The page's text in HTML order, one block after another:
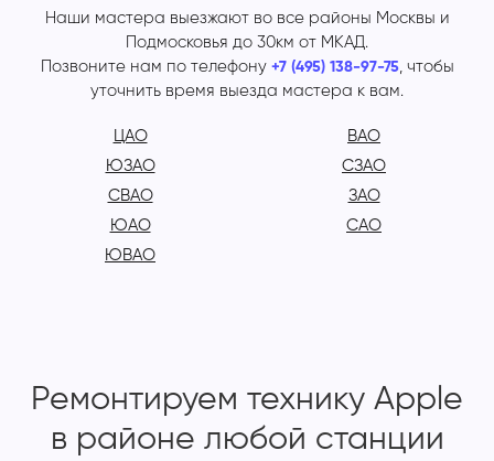
Наши мастера выезжают во все районы Москвы и
Подмосковья до 30км от МКАД.
Позвоните нам по телефону +7 (495) 138-97-75, чтобы
уточнить время выезда мастера к вам.
ЦАО
ЮЗАО
СВАО
ЮАО
ЮВАО
ВАО
СЗАО
ЗАО
САО
Ремонтируем технику Apple
в районе любой станции